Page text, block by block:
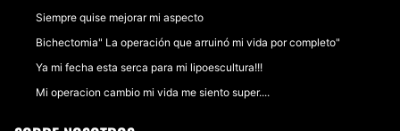
Siempre quise mejorar mi aspecto
Bichectomia" La operación que arruinó mi vida por completo"
Ya mi fecha esta serca para mi lipoescultura!!!
Mi operacion cambio mi vida me siento super....